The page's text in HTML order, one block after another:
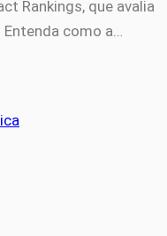
Rankings, que avalia
Entenda como a…